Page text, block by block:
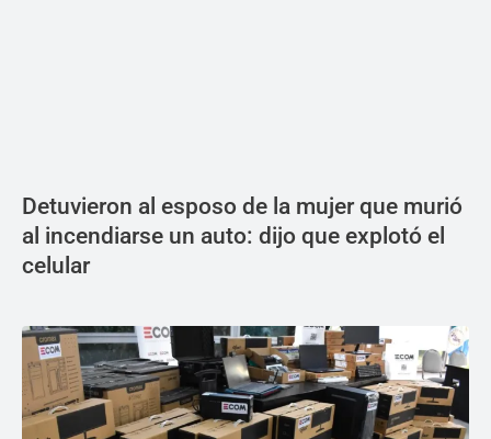
Detuvieron al esposo de la mujer que murió
al incendiarse un auto: dijo que explotó el
celular